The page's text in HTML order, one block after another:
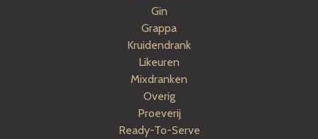
Gin
Grappa
Kruidendrank
Likeuren
Mixdranken
Overig
Proeverij
Ready-To-Serve